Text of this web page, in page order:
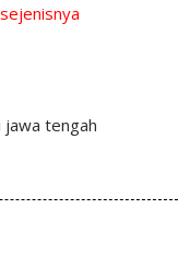
jawa tengah